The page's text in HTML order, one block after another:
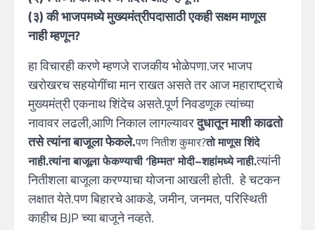
(३) की भाजपमध्ये मुख्यमंत्रीपदासाठी एकही सक्षम माणूस
नाही म्हणून?
हा विचारही करणे म्हणजे राजकीय भोळेपणा.जर भाजप
खरोखरच सहयोगींचा मान राखत असते तर आज महाराष्ट्राचे
मुख्यमंत्री एकनाथ शिंदेच असते.पूर्ण निवडणूक त्यांच्या
नावावर लढली,आणि निकाल लागल्यावरदुधातून माशी काढतो
तसे त्यांना बाजूला फेकले.पण नितीश कुमार?तो माणूस शिंदे
नाही.त्यांना बाजूला फेकण्याची ‘हिम्मत’ मोदी–शहांमध्ये नाही.त्यांनी
नितीशला बाजूला करण्याचा योजना आखली होती. हे चटकन
लक्षात येते.पण बिहारचे आकडे, जमीन, जनमत, परिस्थिती
काहीच BJP च्या बाजूने नव्हते.